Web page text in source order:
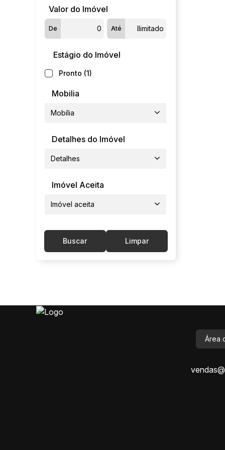
Parque Atalaia (2)
Parque Georgia (1)
Parque Ohara (6)
Quilombo (2)
Residencial São José (1)
Santa Rosa (1)
Várzea Grande (11)
Nova Várzea Grande (1)
Valor do Imóvel
De Até
Estágio do Imóvel
Pronto (1)
Mobilia
Mobília
Detalhes do Imóvel
Detalhes
Imóvel Aceita
Imóvel aceita
Buscar Limpar
Área